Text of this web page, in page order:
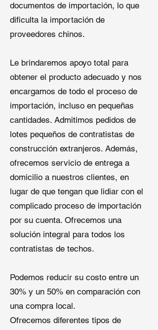
útil de 15 a 25 años.
Aplicaciones : Diseñada para
instalaciones industriales y
Elegir el material de techo TPO de
Shuangshi ofrecevalor a largo plazo
más allá de unprecio competitivo de
Eficiencia Energética: La
superficie blanca altamente
reflectante puede reducir los
costos de refrigeración hasta en
un 30%.
Rendimiento a Prueba de
Filtraciones: Las costuras
soldadas al aire caliente forman
monolítica.
Solución Eco-Amigable
reciclables y de bajo contenido de
sostenible.
Versatilidad de Instalación
Compatible con sistemas
documentos de importación, lo que
dificulta la importación de
proveedores chinos.
Le brindaremos apoyo total para
obtener el producto adecuado y nos
encargamos de todo el proceso de
importación, incluso en pequeñas
cantidades. Admitimos pedidos de
lotes pequeños de contratistas de
construcción extranjeros. Además,
ofrecemos servicio de entrega a
domicilio a nuestros clientes, en
lugar de que tengan que lidiar con el
complicado proceso de importación
por su cuenta. Ofrecemos una
solución integral para todos los
contratistas de techos.
Podemos reducir su costo entre un
30% y un 50% en comparación con
una compra local.
Ofrecemos diferentes tipos de